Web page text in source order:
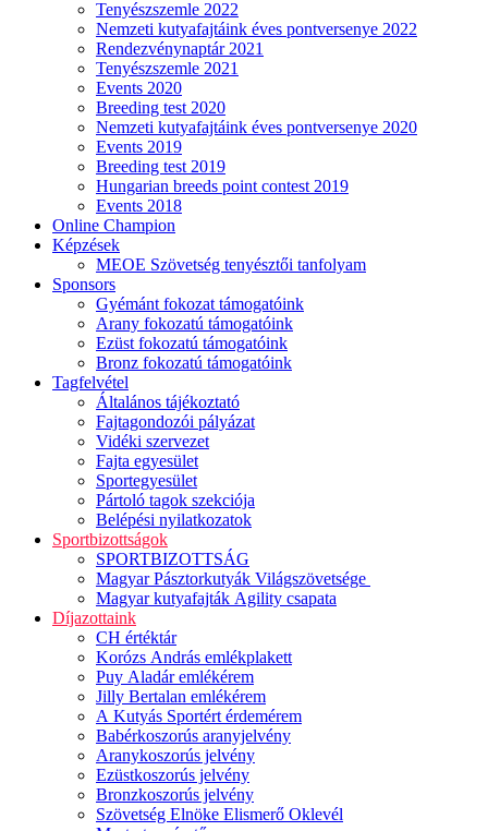
Tenyészszemle 2022
Nemzeti kutyafajtáink éves pontversenye 2022
Rendezvénynaptár 2021
Tenyészszemle 2021
Events 2020
Breeding test 2020
Nemzeti kutyafajtáink éves pontversenye 2020
Events 2019
Breeding test 2019
Hungarian breeds point contest 2019
Events 2018
Online Champion
Képzések
MEOE Szövetség tenyésztői tanfolyam
Sponsors
Gyémánt fokozat támogatóink
Arany fokozatú támogatóink
Ezüst fokozatú támogatóink
Bronz fokozatú támogatóink
Tagfelvétel
Általános tájékoztató
Fajtagondozói pályázat
Vidéki szervezet
Fajta egyesület
Sportegyesület
Pártoló tagok szekciója
Belépési nyilatkozatok
Sportbizottságok
SPORTBIZOTTSÁG
Magyar Pásztorkutyák Világszövetsége
Magyar kutyafajták Agility csapata
Díjazottaink
CH értéktár
Korózs András emlékplakett
Puy Aladár emlékérem
Jilly Bertalan emlékérem
A Kutyás Sportért érdemérem
Babérkoszorús aranyjelvény
Aranykoszorús jelvény
Ezüstkoszorús jelvény
Bronzkoszorús jelvény
Szövetség Elnöke Elismerő Oklevél